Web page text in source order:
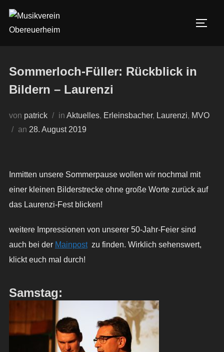
Inhalt
springen
Sommerloch-Füller: Rückblick in
Bildern – Laurenzi
von patrick in Aktuelles, Erleinsbacher, Laurenzi, MVO
an Veröffentlicht
28. August 2019
Inmitten unsere Sommerpause wollen wir nochmal mit
einer kleinen Bilderstrecke ohne große Worte zurück auf
das Laurenzi-Fest blicken!
weitere Impressionen von unserer 50-Jahr-Feier sind
auch bei der Mainpost zu finden. Wirklich sehenswert,
klickt euch mal durch!
Samstag: